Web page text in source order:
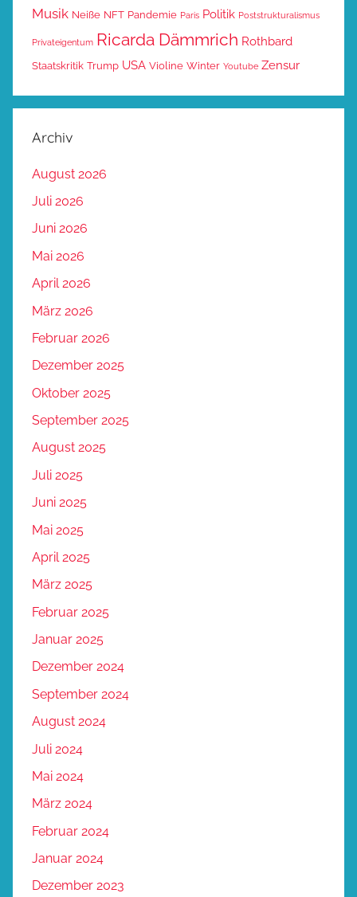
Musik Neiße NFT Pandemie Paris Politik Poststrukturalismus
Privateigentum Ricarda Dämmrich Rothbard
Staatskritik Trump USA Violine Winter Youtube Zensur
Archiv
August 2026
Juli 2026
Juni 2026
Mai 2026
April 2026
März 2026
Februar 2026
Dezember 2025
Oktober 2025
September 2025
August 2025
Juli 2025
Juni 2025
Mai 2025
April 2025
März 2025
Februar 2025
Januar 2025
Dezember 2024
September 2024
August 2024
Juli 2024
Mai 2024
März 2024
Februar 2024
Januar 2024
Dezember 2023